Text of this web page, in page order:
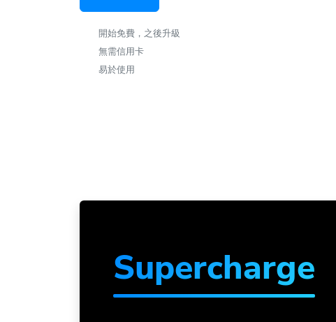
開始免費，之後升級
無需信用卡
易於使用
Supercharge